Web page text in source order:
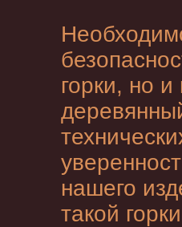
горки, но
нашего
такой